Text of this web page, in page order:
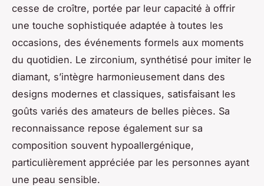
cesse de croître, portée par leur capacité à offrir
une touche sophistiquée adaptée à toutes les
occasions, des événements formels aux moments
du quotidien. Le zirconium, synthétisé pour imiter le
diamant, s’intègre harmonieusement dans des
designs modernes et classiques, satisfaisant les
goûts variés des amateurs de belles pièces. Sa
reconnaissance repose également sur sa
composition souvent hypoallergénique,
particulièrement appréciée par les personnes ayant
une peau sensible.